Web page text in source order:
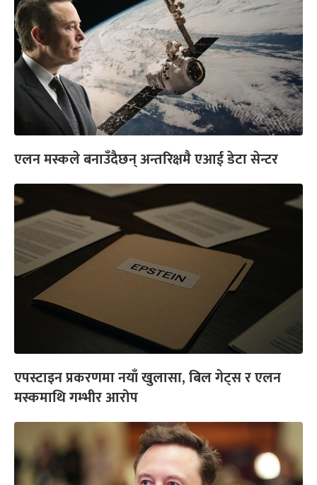
एलन मस्कले बनाउँदैछन् अन्तरिक्षमै एआई डेटा सेन्टर
एपस्टाइन प्रकरणमा नयाँ खुलासा, बिल गेट्स र एलन
मस्कमाथि गम्भीर आरोप